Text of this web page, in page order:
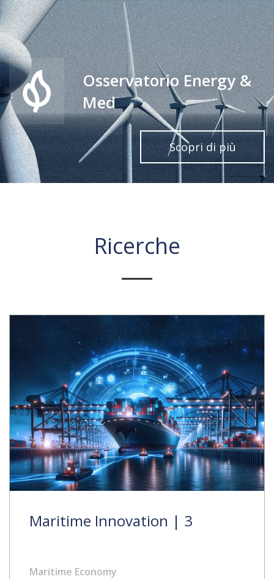
Osservatorio Energy &
Med
Scopri di più
Ricerche
Maritime Innovation | 3
Maritime Economy